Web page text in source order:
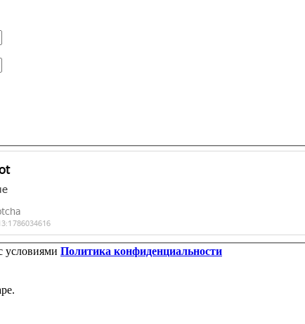
условиями Политика конфиденциальности